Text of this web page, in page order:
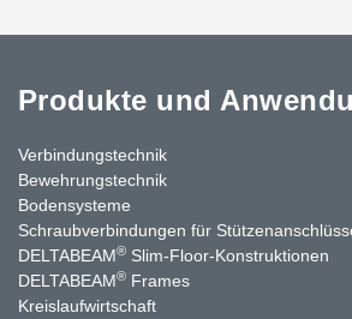
Produkte und
Verbindungstechnik
Bewehrungstechnik
Bodensysteme
Schraubverbindungen für
DELTABEAM® Slim-Floor-Konstruktionen
DELTABEAM® Frames
Kreislaufwirtschaft